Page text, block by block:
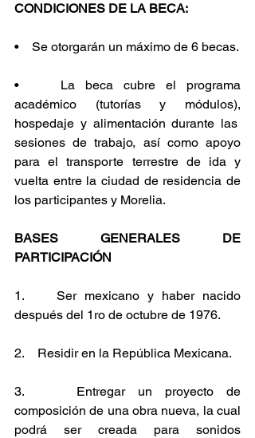
CONDICIONES DE LA BECA:
•    Se otorgarán un máximo de 6 becas.
•    La beca cubre el programa
académico (tutorías y módulos),
hospedaje y alimentación durante las
sesiones de trabajo, así como apoyo
para el transporte terrestre de ida y
vuelta entre la ciudad de residencia de
los participantes y Morelia.
BASES GENERALES DE
PARTICIPACIÓN
1.    Ser mexicano y haber nacido
después del 1ro de octubre de 1976.
2.    Residir en la República Mexicana.
3.    Entregar un proyecto de
composición de una obra nueva, la cual
podrá ser creada para sonidos